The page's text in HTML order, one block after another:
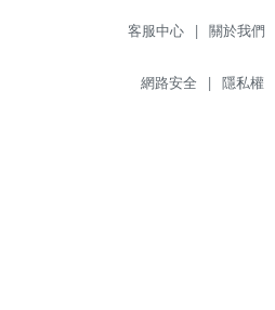
客服中心 | 關於我們
網路安全 | 隱私權